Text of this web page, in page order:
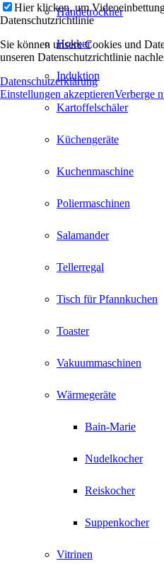
Händetrockner
Hokker
Induktion
Kartoffelschäler
Küchengeräte
Kuchenmaschine
Poliermaschinen
Salamander
Tellerregal
Tisch für Pfannkuchen
Toaster
Vakuummaschinen
Wärmegeräte
Bain-Marie
Nudelkocher
Reiskocher
Suppenkocher
Vitrinen
Hier klicken, um
Datenschutzrichtlinie
Sie können unsere Cookies und
unseren Datenschutzrichtlinie
Datenschutzerklärung
Einstellungen akzeptierenVerberge